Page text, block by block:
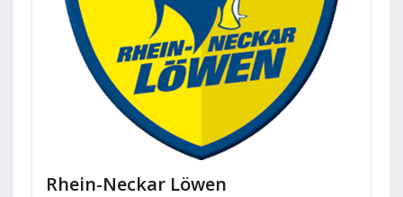
Rhein-Neckar Löwen